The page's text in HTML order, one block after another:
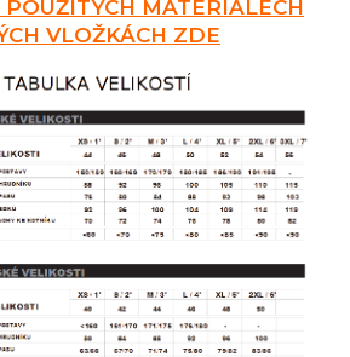
MATERIÁLECH
VLOŽKÁCH ZDE